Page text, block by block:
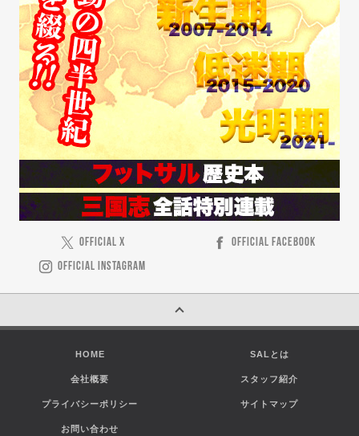
OFFICIAL X
OFFICIAL FACEBOOK
OFFICIAL INSTAGRAM
HOME SALとは
会社概要 スタッフ紹介
プライバシーポリシー サイトマップ
お問い合わせ